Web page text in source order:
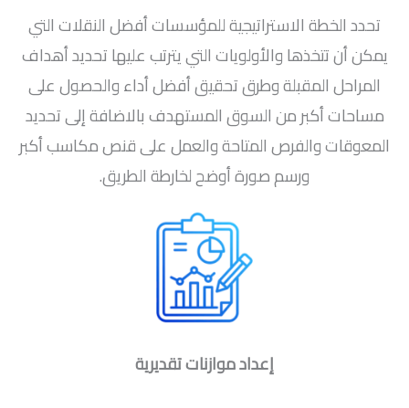
تحدد الخطة الاستراتيجية للمؤسسات أفضل النقلات التي
يمكن أن تتخذها والأولويات التي يترتب عليها تحديد أهداف
المراحل المقبلة وطرق تحقيق أفضل أداء والحصول على
مساحات أكبر من السوق المستهدف بالاضافة إلى تحديد
المعوقات والفرص المتاحة والعمل على قنص مكاسب أكبر
ورسم صورة أوضح لخارطة الطريق.
إعداد موازنات تقديرية